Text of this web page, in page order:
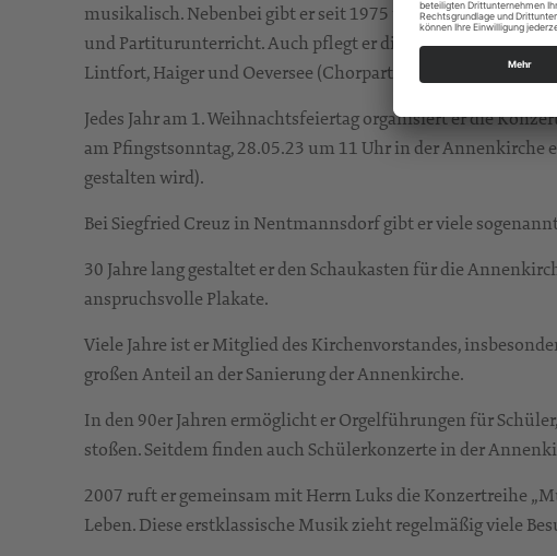
musikalisch. Nebenbei gibt er seit 1975 über 30 Jahre lang
und Partiturunterricht. Auch pflegt er die Zusammenarbeit
Lintfort, Haiger und Oeversee (Chorpartnerschaften).
Jedes Jahr am 1. Weihnachtsfeiertag organisiert er die
am Pfingstsonntag, 28.05.23 um 11 Uhr in der Annenkirche
gestalten wird).
Bei Siegfried Creuz in Nentmannsdorf gibt er viele
30 Jahre lang gestaltet er den Schaukasten für die
anspruchsvolle Plakate.
Viele Jahre ist er Mitglied des Kirchenvorstandes,
großen Anteil an der Sanierung der Annenkirche.
In den 90er Jahren ermöglicht er Orgelführungen für
stoßen. Seitdem finden auch Schülerkonzerte in der
2007 ruft er gemeinsam mit Herrn Luks die Konzertreihe
Leben. Diese erstklassische Musik zieht regelmäßig viele